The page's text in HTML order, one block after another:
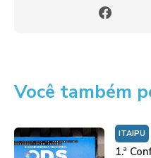
Você também
ITAIPU
1.ª